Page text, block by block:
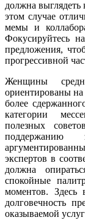
должна
этом случае
мемы и
Фокусируйтесь
предложения,
прогрессивной
Женщины
ориентированы на
более
категории
полезных
экспертов в
должна
спокойные
моментов. Здесь
долговечность
оказываемой